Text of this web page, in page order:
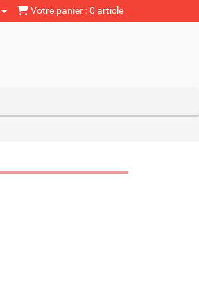
Votre panier : 0 article